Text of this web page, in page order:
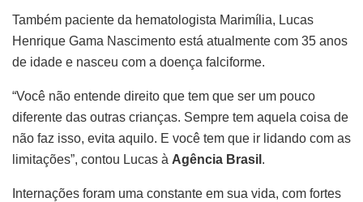
Também paciente da hematologista Marimília, Lucas
Henrique Gama Nascimento está atualmente com 35 anos
de idade e nasceu com a doença falciforme.
“Você não entende direito que tem que ser um pouco
diferente das outras crianças. Sempre tem aquela coisa de
não faz isso, evita aquilo. E você tem que ir lidando com as
limitações”, contou Lucas à Agência Brasil .
Internações foram uma constante em sua vida, com fortes